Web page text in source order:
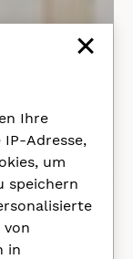
×
Ihre
Adresse,
um
speichern
von
in